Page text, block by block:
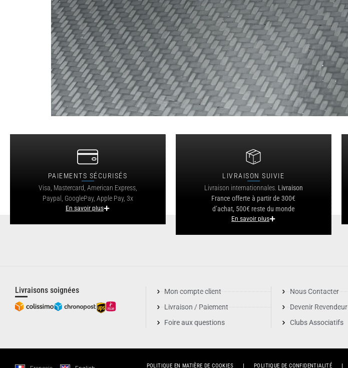
PAIEMENTS SÉCURISÉS
Visa, Mastercard, American Express,
Paypal, GooglePay, Apple Pay, 3x
En savoir plus
LIVRAISON SUIVIE
Livraison internationnales. Livraison
France offerte à partir de 300€
d’achat, 500€ reste du monde
En savoir plus
Livraisons soignées
Mon compte client
Livraison / Paiement
Foire aux questions
Nous Contacter
Devenir Revendeur
Clubs Associatifs
POLITIQUE EN MATIÈRE DE COOKIES POLITIQUE DE CONFIDENTIALITÉ